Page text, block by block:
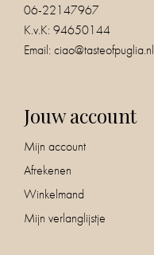
06-22147967
K.v.K: 94650144
Email: ciao@tasteofpuglia.nl
Jouw account
Mijn account
Afrekenen
Winkelmand
Mijn verlanglijstje